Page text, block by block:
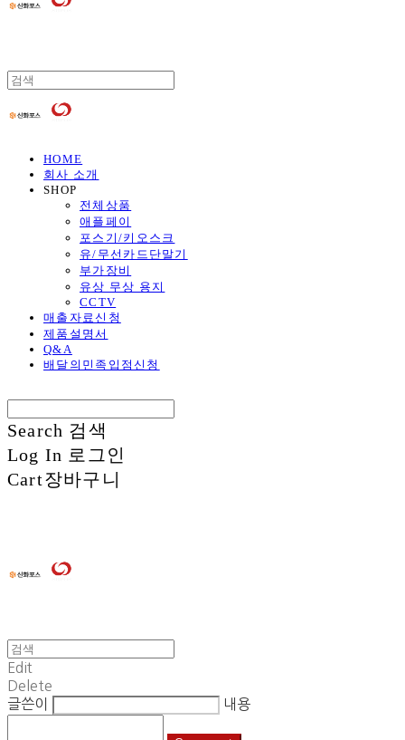
HOME
회사 소개
SHOP
전체상품
애플페이
포스기/키오스크
유/무선카드단말기
부가장비
유상 무상 용지
CCTV
매출자료신청
제품설명서
Q&A
배달의민족입점신청
Search 검색
Log In 로그인
Cart장바구니
Edit
Delete
글쓴이
내용